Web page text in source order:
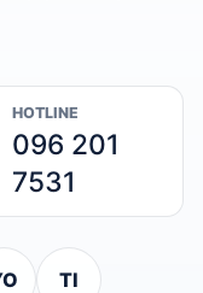
HOTLINE
096 201
7531
TI